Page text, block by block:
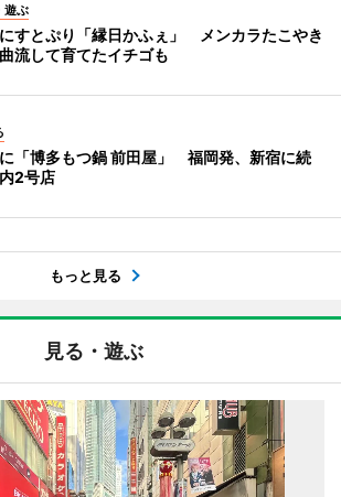
遊ぶ
すとぷり「縁日かふぇ」 メンカラたこやき
流して育てたイチゴも
「博多もつ鍋 前田屋」 福岡発、新宿に続
2号店
もっと見る
見る・遊ぶ